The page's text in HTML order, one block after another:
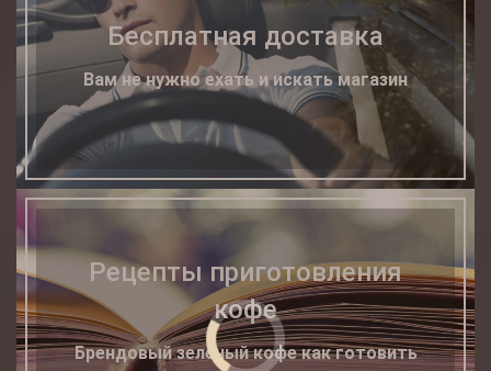
Бесплатная доставка
Вам не нужно ехать и искать магазин
Рецепты приготовления
кофе
Брендовый зеленый кофе как готовить